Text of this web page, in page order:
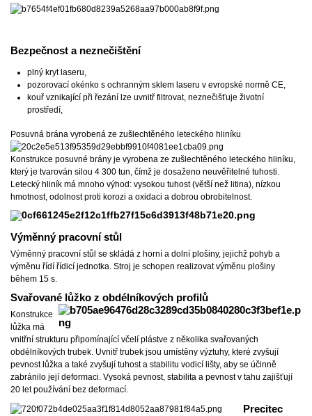
Bezpečnost a neznečištění
plný kryt laseru,
pozorovací okénko s ochranným sklem laseru v evropské normě CE,
kouř vznikající při řezání lze uvnitř filtrovat, neznečišťuje životní
prostředí,
Posuvná brána vyrobená ze zušlechtěného leteckého hliníku
Konstrukce posuvné brány je vyrobena ze zušlechtěného leteckého hliníku,
který je tvarován silou 4 300 tun, čímž je dosaženo neuvěřitelné tuhosti.
Letecký hliník má mnoho výhod: vysokou tuhost (větší než litina), nízkou
hmotnost, odolnost proti korozi a oxidaci a dobrou obrobitelnost.
Výměnný pracovní stůl
Výměnný pracovní stůl se skládá z horní a dolní plošiny, jejichž pohyb a
výměnu řídí řídicí jednotka. Stroj je schopen realizovat výměnu plošiny
během 15 s.
Svařované lůžko z obdélníkových profilů
Konstrukce
lůžka má
vnitřní strukturu připomínající včelí plástve z několika svařovaných
obdélníkových trubek. Uvnitř trubek jsou umístěny výztuhy, které zvyšují
pevnost lůžka a také zvyšují tuhost a stabilitu vodicí lišty, aby se účinně
zabránilo její deformaci. Vysoká pevnost, stabilita a pevnost v tahu zajišťují
20 let používání bez deformací.
Precitec